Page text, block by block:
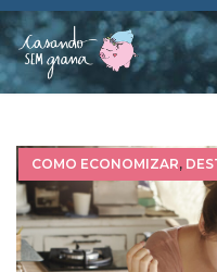
COMO ECONOMIZAR,